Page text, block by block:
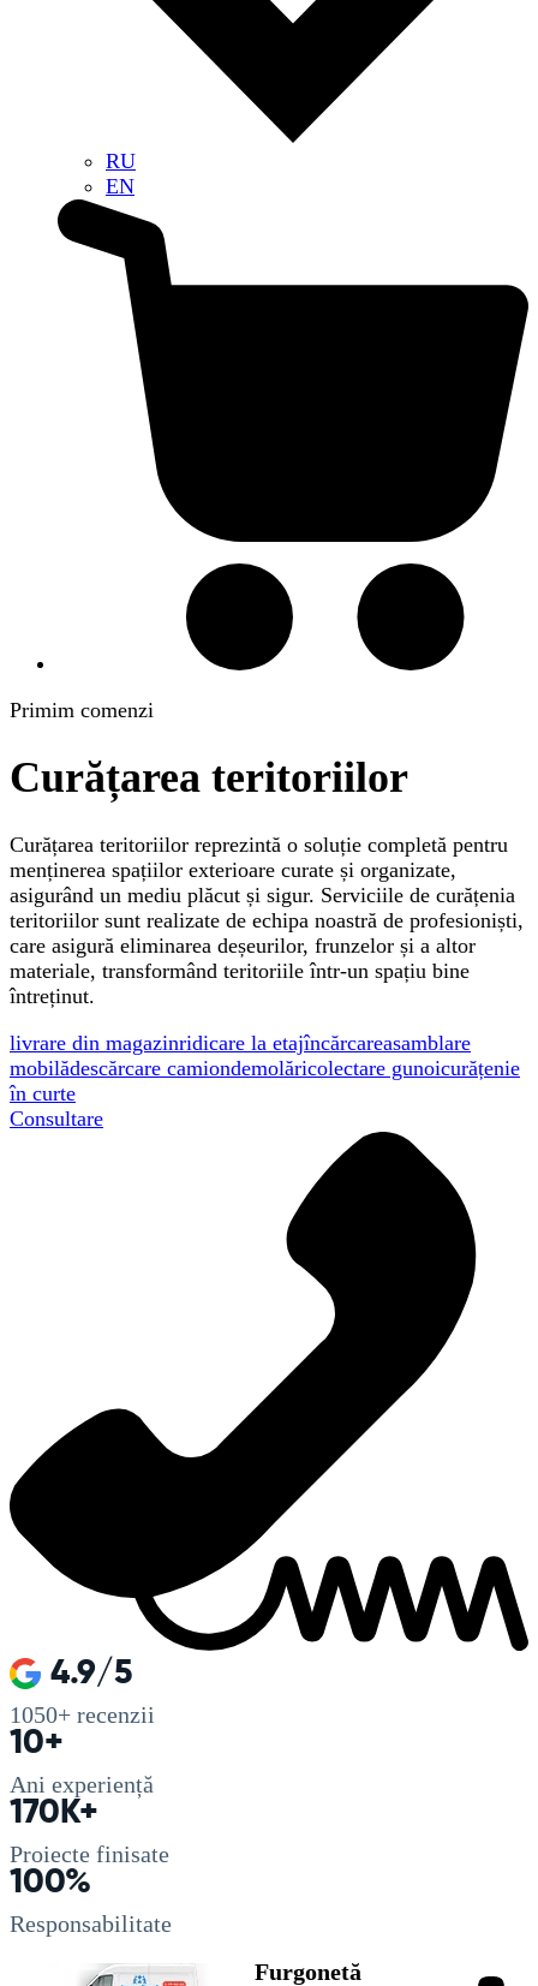
RU
EN
Primim comenzi
Curățarea teritoriilor
Curățarea teritoriilor reprezintă o soluție completă pentru
menținerea spațiilor exterioare curate și organizate,
asigurând un mediu plăcut și sigur. Serviciile de curățenia
teritoriilor sunt realizate de echipa noastră de profesioniști,
care asigură eliminarea deșeurilor, frunzelor și a altor
materiale, transformând teritoriile într-un spațiu bine
întreținut.
livrare din magazinridicare la etajîncărcareasamblare
mobilădescărcare camiondemolăricolectare gunoicurățenie
în curte
Consultare
4.9/5
1050+ recenzii
10+
Ani experiență
170K+
Proiecte finisate
100%
Responsabilitate
Furgonetă